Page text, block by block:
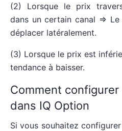
(2) Lorsque le prix
dans un certain canal =>
déplacer latéralement.
(3) Lorsque le prix est
tendance à baisser.
Comment configurer
dans IQ Option
Si vous souhaitez